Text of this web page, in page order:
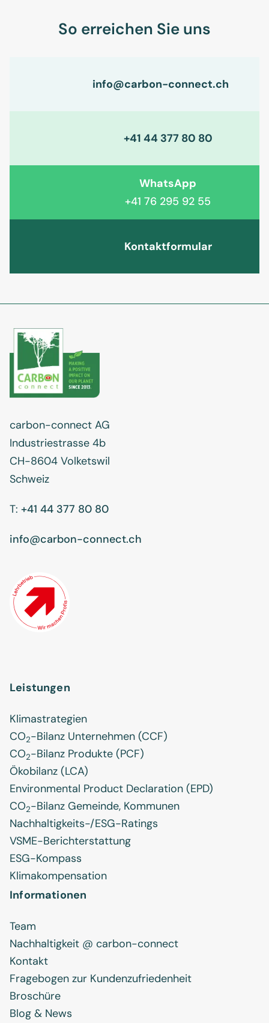
So erreichen Sie uns
info@carbon-connect.ch
+41 44 377 80 80
WhatsApp
+41 76 295 92 55
Kontaktformular
carbon-connect AG
Industriestrasse 4b
CH-8604 Volketswil
Schweiz
T: +41 44 377 80 80
info@carbon-connect.ch
Leistungen
Klimastrategien
CO2-Bilanz Unternehmen (CCF)
CO2-Bilanz Produkte (PCF)
Ökobilanz (LCA)
Environmental Product Declaration (EPD)
CO2-Bilanz Gemeinde, Kommunen
Nachhaltigkeits-/ESG-Ratings
VSME-Berichterstattung
ESG-Kompass
Klimakompensation
Informationen
Team
Nachhaltigkeit @ carbon-connect
Kontakt
Fragebogen zur Kundenzufriedenheit
Broschüre
Blog & News